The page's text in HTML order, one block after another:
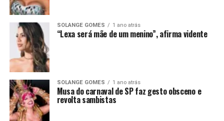
SOLANGE GOMES 1 ano atrás
“Lexa será mãe de um menino”, afirma vidente
SOLANGE GOMES 1 ano atrás
Musa do carnaval de SP faz gesto obsceno e
revolta sambistas